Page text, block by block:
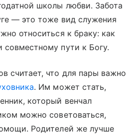
школы любви. Забота
— это тоже вид служения
относиться к браку: как
пути к Богу.
считает, что для пары важно
. Им может стать,
который венчал
можно советоваться,
Родителей же лучше